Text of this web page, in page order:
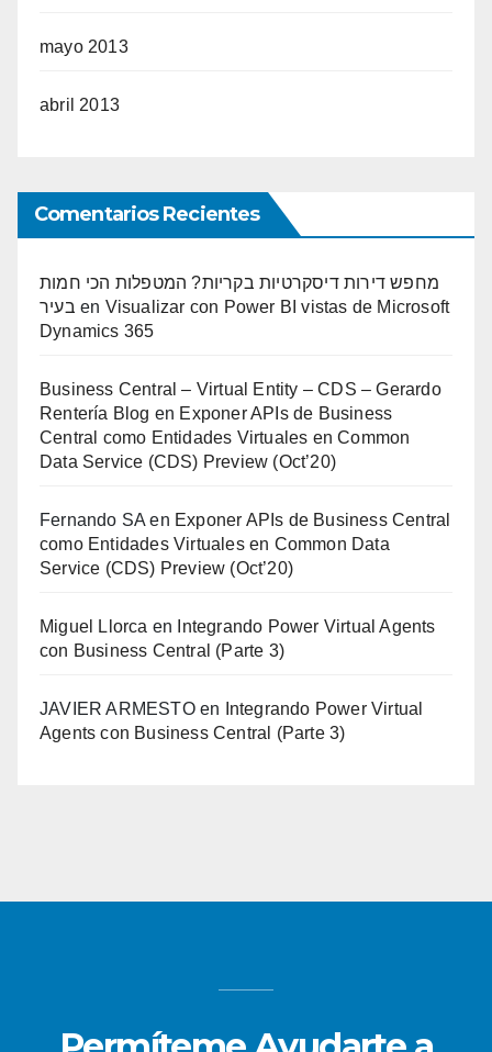
mayo 2013
abril 2013
Comentarios Recientes
מחפש דירות דיסקרטיות בקריות? המטפלות הכי חמות
בעיר en Visualizar con Power BI vistas de Microsoft
Dynamics 365
Business Central – Virtual Entity – CDS – Gerardo
Rentería Blog en Exponer APIs de Business
Central como Entidades Virtuales en Common
Data Service (CDS) Preview (Oct’20)
Fernando SA en Exponer APIs de Business Central
como Entidades Virtuales en Common Data
Service (CDS) Preview (Oct’20)
Miguel Llorca en
Integrando Power Virtual Agents
con Business Central (Parte 3)
JAVIER ARMESTOen
Integrando Power Virtual
Agents con Business Central (Parte 3)